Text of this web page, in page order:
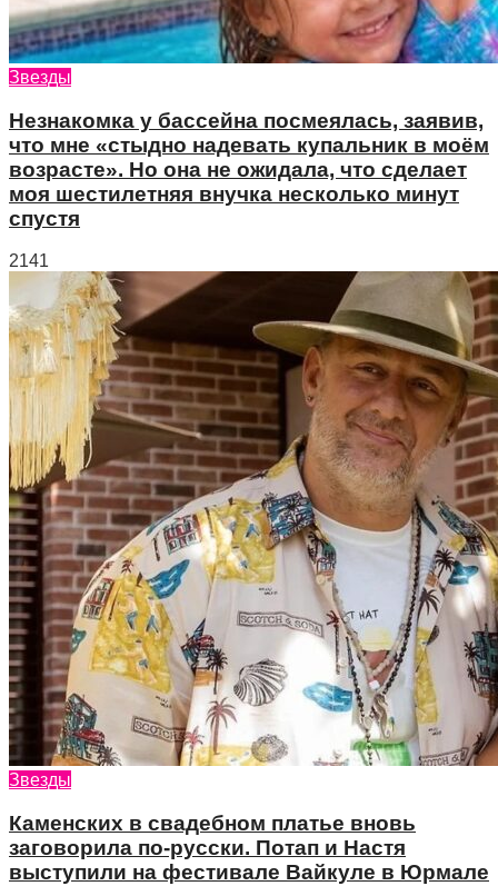
Звезды
Незнакомка у бассейна посмеялась, заявив,
что мне «стыдно надевать купальник в моём
возрасте». Но она не ожидала, что сделает
моя шестилетняя внучка несколько минут
спустя
2141
Звезды
Каменских в свадебном платье вновь
заговорила по-русски. Потап и Настя
выступили на фестивале Вайкуле в Юрмале